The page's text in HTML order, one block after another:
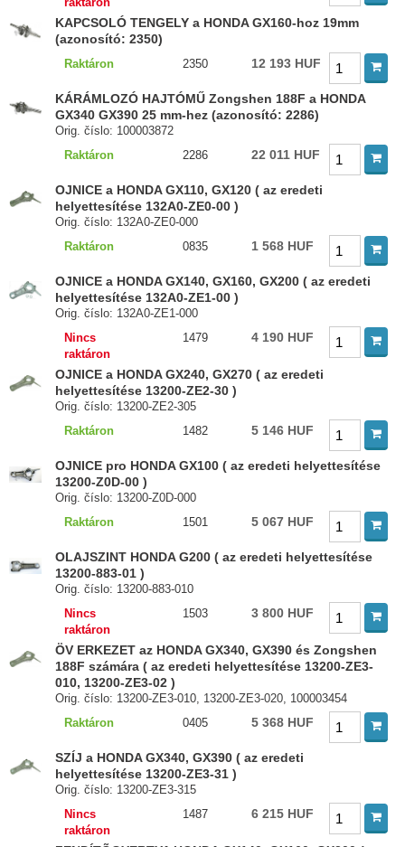
KAPCSOLÓ TENGELY a HONDA GX160-hoz 19mm
(azonosító: 2350)
Raktáron 2350 12 193 HUF
KÁRÁMLOZÓ HAJTÓMŰ Zongshen 188F a HONDA
GX340 GX390 25 mm-hez (azonosító: 2286)
Orig. číslo: 100003872
Raktáron
2286 22 011 HUF
OJNICE a HONDA GX110, GX120 ( az eredeti
helyettesítése 132A0-ZE0-00 )
Orig. číslo: 132A0-ZE0-000
Raktáron
0835 1 568 HUF
OJNICE a HONDA GX140, GX160, GX200 ( az eredeti
helyettesítése 132A0-ZE1-00 )
Orig. číslo: 132A0-ZE1-000
Nincs
raktáron
1479 4 190 HUF
OJNICE a HONDA GX240, GX270 ( az eredeti
helyettesítése 13200-ZE2-30 )
Orig. číslo: 13200-ZE2-305
Raktáron
1482 5 146 HUF
OJNICE pro HONDA GX100 ( az eredeti helyettesítése
13200-Z0D-00 )
Orig. číslo: 13200-Z0D-000
Raktáron
1501 5 067 HUF
OLAJSZINT HONDA G200 ( az eredeti helyettesítése
13200-883-01 )
Orig. číslo: 13200-883-010
Nincs
raktáron
1503 3 800 HUF
ÖV ERKEZET az HONDA GX340, GX390 és Zongshen
188F számára ( az eredeti helyettesítése 13200-ZE3-
010, 13200-ZE3-02 )
Orig. číslo: 13200-ZE3-010, 13200-ZE3-020, 100003454
Raktáron
0405 5 368 HUF
SZÍJ a HONDA GX340, GX390 ( az eredeti
helyettesítése 13200-ZE3-31 )
Orig. číslo: 13200-ZE3-315
Nincs
raktáron
1487 6 215 HUF